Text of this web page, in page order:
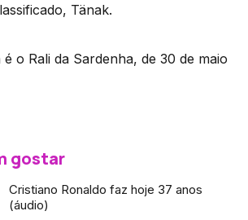
Tänak.
o Rali da Sardenha, de 30 de maio
gostar
Cristiano Ronaldo faz hoje 37 anos
(áudio)